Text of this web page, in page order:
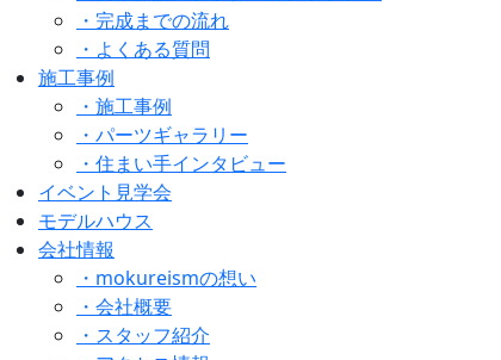
・完成までの流れ
・よくある質問
施工事例
・施工事例
・パーツギャラリー
・住まい手インタビュー
イベント見学会
モデルハウス
会社情報
・mokureismの想い
・会社概要
・スタッフ紹介